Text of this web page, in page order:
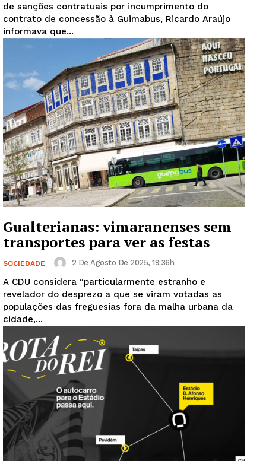
de sanções contratuais por incumprimento do
contrato de concessão à Guimabus, Ricardo Araújo
informava que...
Gualterianas: vimaranenses sem
transportes para ver as festas
SOCIEDADE 2 De Agosto De 2025, 19:36h
A CDU considera “particularmente estranho e
revelador do desprezo a que se viram votadas as
populações das freguesias fora da malha urbana da
cidade,...